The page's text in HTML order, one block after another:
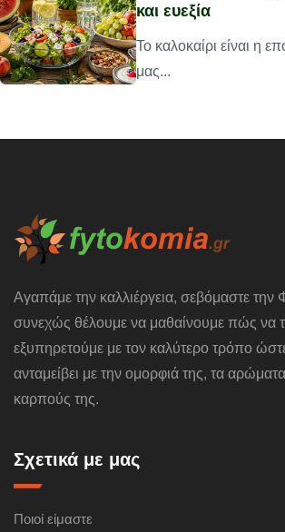
και ευεξία
Το καλοκαίρι είναι η
μας...
Αγαπάμε την καλλιέργεια, σεβόμαστε την
συνεχώς θέλουμε να μαθαίνουμε πώς να
εξυπηρετούμε με τον καλύτερο τρόπο
ανταμείβει με την ομορφιά της, τα
καρπούς της.
Σχετικά με μας
Ποιοί είμαστε